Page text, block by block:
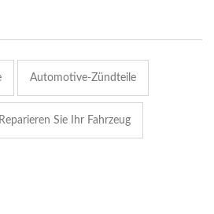
Automotive-Zündteile
Reparieren Sie Ihr Fahrzeug